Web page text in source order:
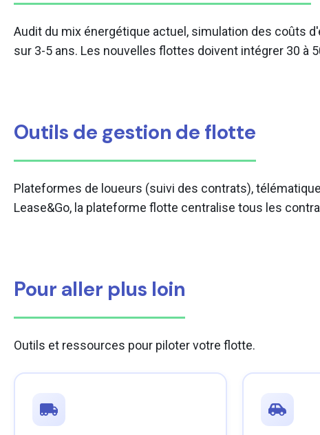
Audit du mix énergétique actuel, simulation des coûts
sur 3-5 ans. Les nouvelles flottes doivent intégrer 30 à
Outils de gestion de flotte
Plateformes de loueurs (suivi des contrats),
Lease&Go, la plateforme flotte centralise tous les
Pour aller plus loin
Outils et ressources pour piloter votre flotte.